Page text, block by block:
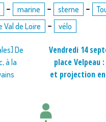
- marine - sterne -
Val de Loire - vélo
De
à la
Vendredi 14
place Velpeau
et projection